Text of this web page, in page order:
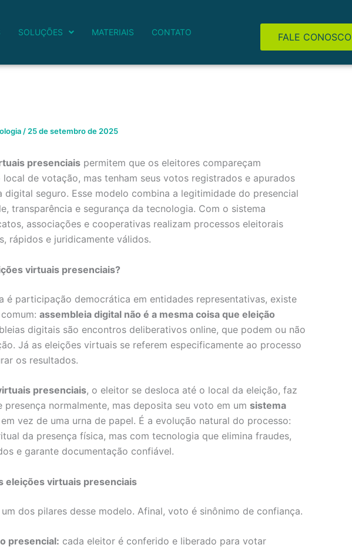
SOLUÇÕES MATERIAIS CONTATO FALE CONOSCO
/ 25 de setembro de 2025
presenciais permitem que os eleitores compareçam
de votação, mas tenham seus votos registrados e apurados
digital seguro. Esse modelo combina a legitimidade do presencial
transparência e segurança da tecnologia. Com o sistema
associações e cooperativas realizam processos eleitorais
rápidos e juridicamente válidos.
virtuais presenciais?
é participação democrática em entidades representativas, existe
assembleia digital não é a mesma coisa que eleição
digitais são encontros deliberativos online, que podem ou não
Já as eleições virtuais se referem especificamente ao processo
os resultados.
presenciais, o eleitor se desloca até o local da eleição, faz
presença normalmente, mas deposita seu voto em um sistema
em vez de uma urna de papel. É a evolução natural do processo:
da presença física, mas com tecnologia que elimina fraudes,
e garante documentação confiável.
eleições virtuais presenciais
dos pilares desse modelo. Afinal, voto é sinônimo de confiança.
presencial: cada eleitor é conferido e liberado para votar